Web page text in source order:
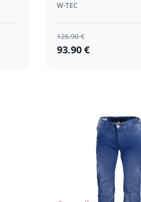
W-TEC
126.90 €
93.90 €